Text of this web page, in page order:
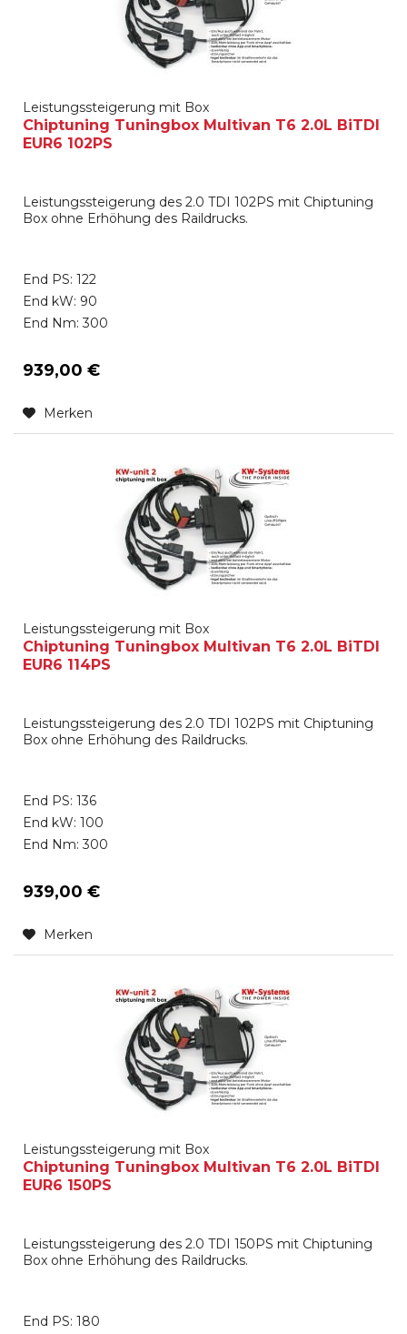
Leistungssteigerung mit Box
Chiptuning Tuningbox Multivan T6 2.0L BiTDI
EUR6 102PS
Leistungssteigerung des 2.0 TDI 102PS mit Chiptuning
Box ohne Erhöhung des Raildrucks.
End PS: 122
End kW: 90
End Nm: 300
939,00 €
Merken
Leistungssteigerung mit Box
Chiptuning Tuningbox Multivan T6 2.0L BiTDI
EUR6 114PS
Leistungssteigerung des 2.0 TDI 102PS mit Chiptuning
Box ohne Erhöhung des Raildrucks.
End PS: 136
End kW: 100
End Nm: 300
939,00 €
Merken
Leistungssteigerung mit Box
Chiptuning Tuningbox Multivan T6 2.0L BiTDI
EUR6 150PS
Leistungssteigerung des 2.0 TDI 150PS mit Chiptuning
Box ohne Erhöhung des Raildrucks.
End PS: 180